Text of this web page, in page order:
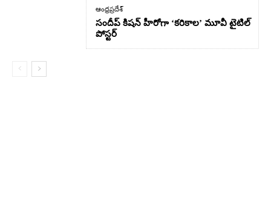
ఆంధ్రప్రదేశ్
సందీప్ కిషన్ హీరోగా ‘కరికాల’ మూవీ టైటిల్
పోస్టర్